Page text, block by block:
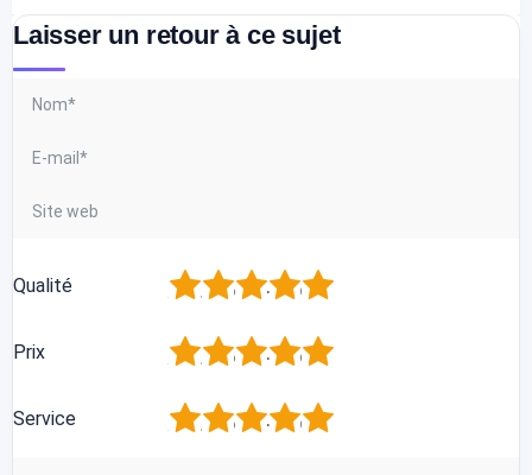
Laisser un retour à ce sujet
Qualité 5
4
3
2
Prix 5
4
3
2
Service 5
4
3
2